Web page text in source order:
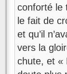
conforté le
le fait de
et qu’il
vers la
chute, et «